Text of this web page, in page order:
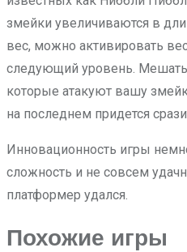
змейки увеличиваются в
вес, можно активировать
следующий уровень.
которые атакуют вашу
на последнем придется
Инновационность игры
сложность и не совсем
платформер удался.
Похожие игры